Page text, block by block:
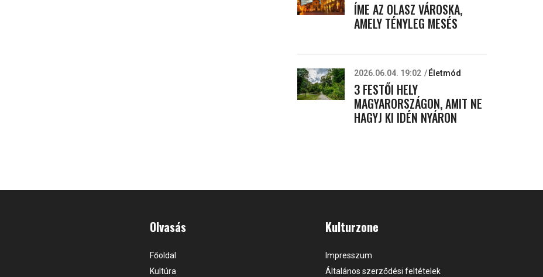
ÍME AZ OLASZ VÁROSKA,
AMELY TÉNYLEG MESÉS
2026.06.04. 19:02 Életmód
3 FESTŐI HELY
MAGYARORSZÁGON, AMIT NE
HAGYJ KI IDÉN NYÁRON
Olvasás
Főoldal
Kultúra
Kulturzone
Impresszum
Általános szerződési feltételek